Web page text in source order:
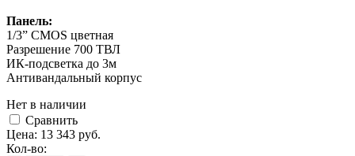
Панель:
1/3” CMOS цветная
Разрешение 700 ТВЛ
ИК-подсветка до 3м
Антивандальный корпус
Нет в наличии
Cравнить
Цена: 13 343 руб.
Кол-во: